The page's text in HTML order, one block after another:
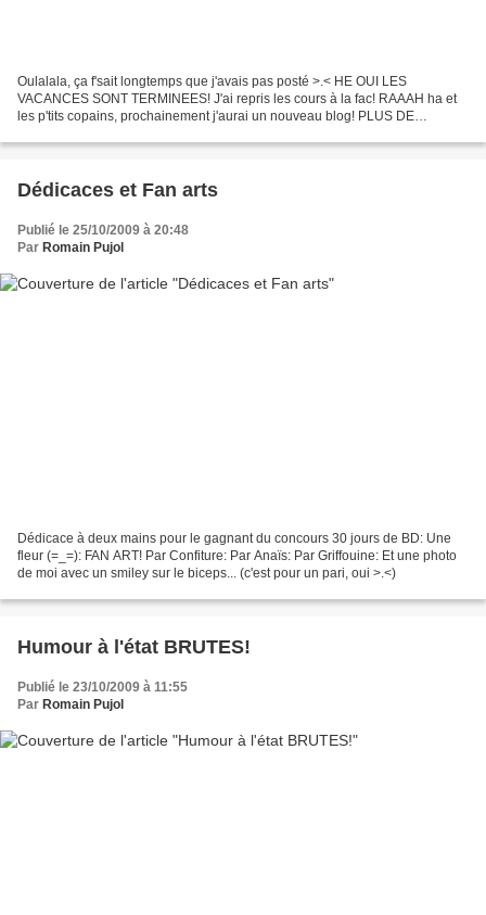
Oulalala, ça f'sait longtemps que j'avais pas posté >.< HE OUI LES
VACANCES SONT TERMINEES! J'ai repris les cours à la fac! RAAAH ha et
les p'tits copains, prochainement j'aurai un nouveau blog! PLUS DE
Dédicaces et Fan arts
Publié le 25/10/2009 à 20:48
Par Romain Pujol
Dédicace à deux mains pour le gagnant du concours 30 jours de BD: Une
fleur (=_=): FAN ART! Par Confiture: Par Anaïs: Par Griffouine: Et une photo
de moi avec un smiley sur le biceps... (c'est pour un pari, oui >.<)
Humour à l'état BRUTES!
Publié le 23/10/2009 à 11:55
Par Romain Pujol